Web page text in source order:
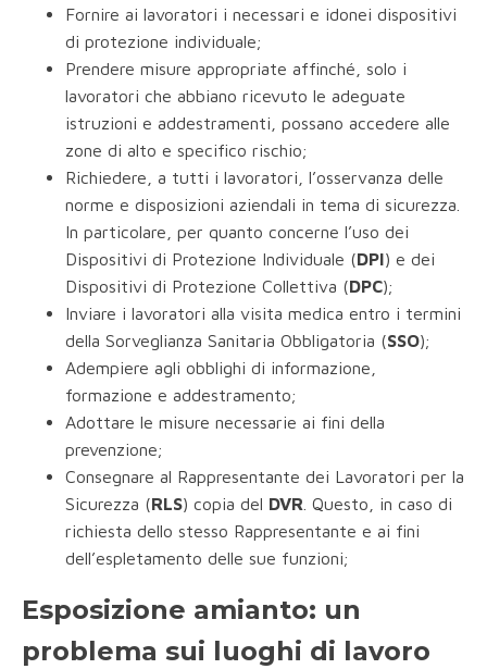
Fornire ai lavoratori i necessari e idonei dispositivi
di protezione individuale;
Prendere misure appropriate affinché, solo i
lavoratori che abbiano ricevuto le adeguate
istruzioni e addestramenti, possano accedere alle
zone di alto e specifico rischio;
Richiedere, a tutti i lavoratori, l’osservanza delle
norme e disposizioni aziendali in tema di sicurezza.
In particolare, per quanto concerne l’uso dei
Dispositivi di Protezione Individuale (DPI) e dei
Dispositivi di Protezione Collettiva (DPC);
Inviare i lavoratori alla visita medica entro i termini
della Sorveglianza Sanitaria Obbligatoria (SSO);
Adempiere agli obblighi di informazione,
formazione e addestramento;
Adottare le misure necessarie ai fini della
prevenzione;
Consegnare al Rappresentante dei Lavoratori per la
Sicurezza (RLS) copia del DVR . Questo, in caso di
richiesta dello stesso Rappresentante e ai fini
dell’espletamento delle sue funzioni;
Esposizione amianto: un
problema sui luoghi di lavoro